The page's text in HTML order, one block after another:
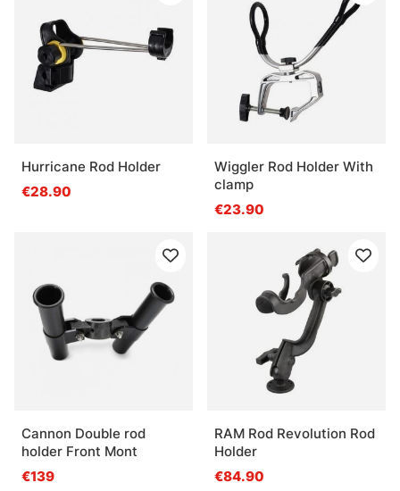
Hurricane Rod Holder
€28.90
Wiggler Rod Holder With
clamp
€23.90
Cannon Double rod
holder Front Mont
€139
RAM Rod Revolution Rod
Holder
€84.90